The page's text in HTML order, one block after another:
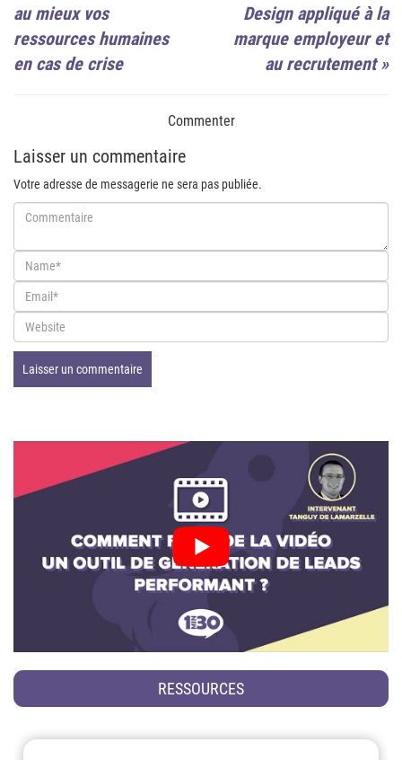
au mieux vos
ressources humaines
en cas de crise
Design appliqué à la
marque employeur et
au recrutement»
Commenter
Laisser un commentaire
Votre adresse de messagerie ne sera pas publiée.
RESSOURCES